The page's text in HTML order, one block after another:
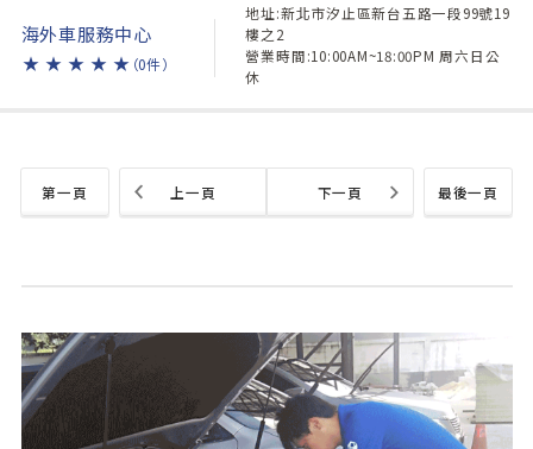
海外車服務中心
★ ★ ★ ★ ★ （0件）
地址:新北市汐止區新台五路一段99號19
樓之2
營業時間:10:00AM~18:00PM 周六日公
休
第一頁 最後一頁
上一頁 下一頁